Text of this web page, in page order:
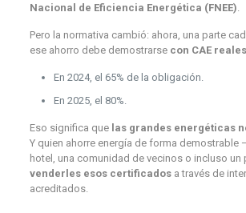
Nacional de Eficiencia Energética (FNEE)
Pero la normativa cambió: ahora, una parte
ese ahorro debe demostrarse con CAE reales
En 2024, el 65% de la obligación.
En 2025, el 80%.
Eso significa que las grandes energéticas
Y quien ahorre energía de forma demostrable
hotel, una comunidad de vecinos o incluso
venderles esos certificadosa través de
acreditados.